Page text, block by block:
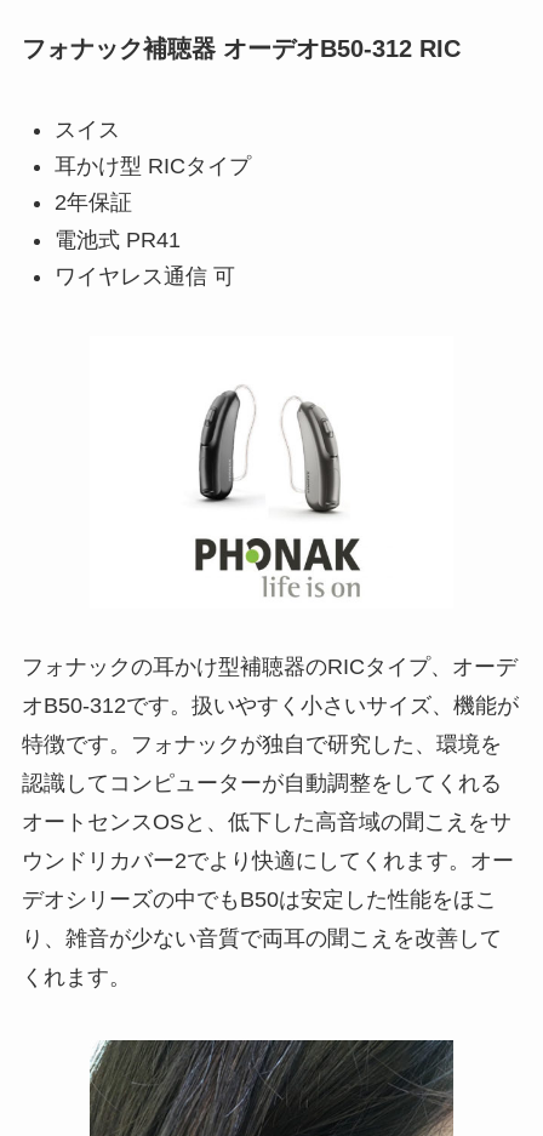
フォナック補聴器 オーデオB50-312 RIC
スイス
耳かけ型 RICタイプ
2年保証
電池式 PR41
ワイヤレス通信 可
フォナックの耳かけ型補聴器のRICタイプ、オーデ
オB50-312です。扱いやすく小さいサイズ、機能が
特徴です。フォナックが独自で研究した、環境を
認識してコンピューターが自動調整をしてくれる
オートセンスOSと、低下した高音域の聞こえをサ
ウンドリカバー2でより快適にしてくれます。オー
デオシリーズの中でもB50は安定した性能をほこ
り、雑音が少ない音質で両耳の聞こえを改善して
くれます。